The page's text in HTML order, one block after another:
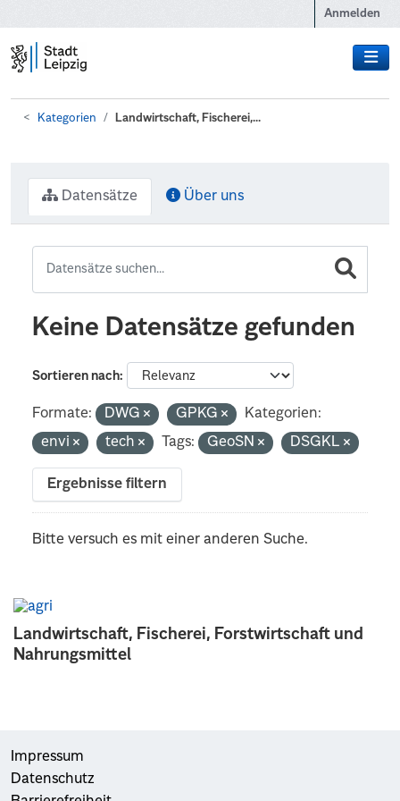
Anmelden
Kategorien Landwirtschaft, Fischerei,...
Landwirtschaft, Fischerei, Forstwirtschaft und
Nahrungsmittel
Datensätze Über uns
Keine Datensätze gefunden
Sortieren nach
Formate: DWG GPKG
Kategorien:
envi
tech Tags: GeoSN DSGKL
Ergebnisse filtern
Bitte versuch es mit einer anderen Suche.
Impressum
Datenschutz